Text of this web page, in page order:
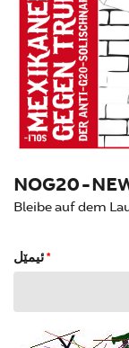
NOG20-
Bleibe auf dem
*